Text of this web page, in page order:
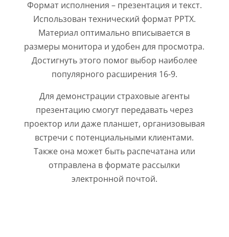
Формат исполнения – презентация и текст.
Использован технический формат РРТХ.
Материал оптимально вписывается в
размеры монитора и удобен для просмотра.
Достигнуть этого помог выбор наиболее
популярного расширения 16-9.
Для демонстрации страховые агенты
презентацию смогут передавать через
проектор или даже планшет, организовывая
встречи с потенциальными клиентами.
Также она может быть распечатана или
отправлена в формате рассылки
электронной почтой.